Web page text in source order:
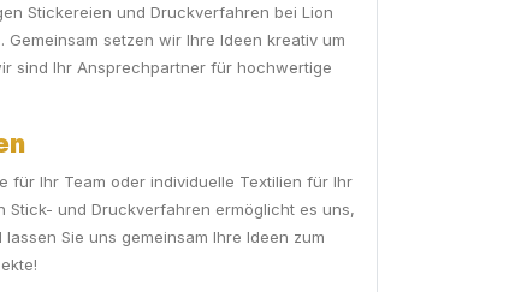
Stickereien und Druckverfahren bei Lion
setzen wir Ihre Ideen kreativ um
sind Ihr Ansprechpartner für hochwertige
für Ihr Team oder individuelle Textilien für Ihr
Stick- und Druckverfahren ermöglicht es uns,
Sie uns gemeinsam Ihre Ideen zum